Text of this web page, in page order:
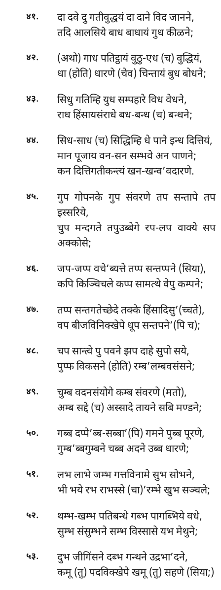
४१.
दा दवे दु गतीवुद्धयं दा दाने विद जानने,
तदि आलसिये बाध बाधायं गुध कीळने;
४२.
(अथो) गाध पतिट्ठायं वुठु-एध (च) वुद्धियं,
धा (होति) धारणे (चेव) चिन्तायं बुध बोधने;
४३.
सिधु गतिम्हि युध सम्पहारे विध वेधने,
राध हिंसायसंराधे बध-बन्ध (च) बन्धने;
४४.
सिध-साध (च) सिद्धिम्हि धे पाने इन्ध दित्तियं,
मान पूजाय वन-सन सम्भवे अन पाणने;
कन दित्तिगतीकन्त्यं खन-खन्व’वदारणे.
४५.
गुप गोपनके गुप संवरणे तप सन्तापे तप
इस्सरिये,
चुप मन्दगते तपुउब्बेगे रप-लप वाक्ये सप
अक्कोसे;
४६.
जप-जप्प वचे’ब्यत्ते तप्प सन्तप्पने (सिया),
कपि किञ्चिचले कप्प सामत्थे वेपु कम्पने;
४७.
तप्प सन्तगतेच्छेदे तक्के हिंसादिसु’(च्चते),
वप बीजविनिक्खेपे धूप सन्तपने’(पि च);
४८.
चप सान्त्वे पु पवने झप दाहे सुपो सये,
पुप्फ विकसने (होति) रम्ब’लम्बवसंसने;
४९.
चुम्ब वदनसंयोगे कम्ब संवरणे (मतो),
अम्ब सद्दे (च) अस्सादे तायने सबि मण्डने;
५०.
गब्ब दप्पे’ब्ब-सब्बा’(पि) गमने पुब्ब पूरणे,
गुम्ब’ब्बगुम्बने चब्ब अदने उब्ब धारणे;
५१.
लभ लाभे जम्भ गत्तविनामे सुभ सोभने,
भी भये रभ राभस्से (चा)’रम्भे खुभ सञ्चले;
५२.
थम्भ-खम्भ पतिबन्धे गब्भ पागब्भिये वधे,
सुम्भ संसुम्भने सम्भ विस्सासे यभ मेथुने;
५३.
दुभ जीगिंसने दब्भ गन्थने उद्रभा’दने,
कमू (तु) पदविक्खेपे खमू (तु) सहणे (सिया;)